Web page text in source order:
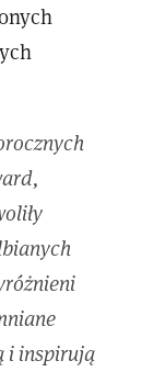
i inspirują